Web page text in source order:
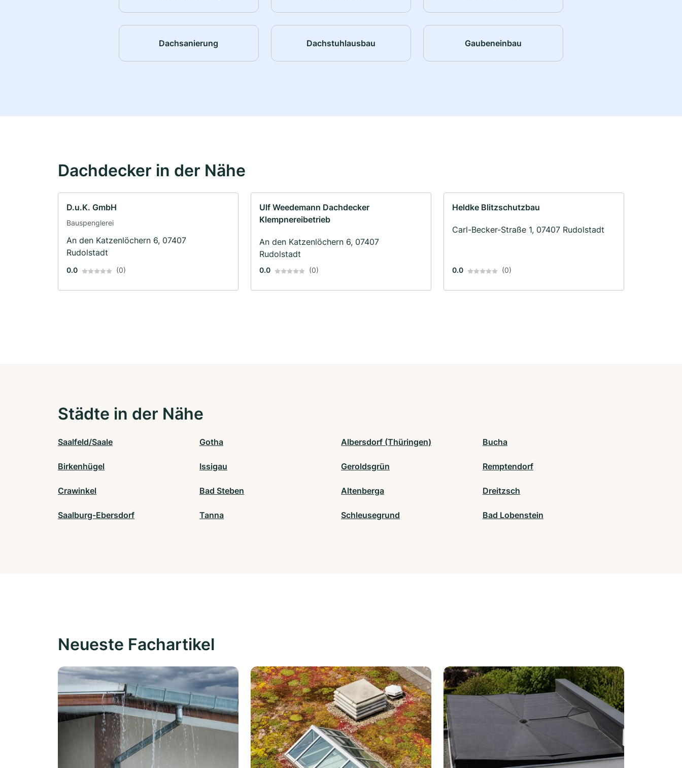
Dachsanierung Dachstuhlausbau Gaubeneinbau
Dachdecker in der Nähe
D.u.K. GmbH
Bauspenglerei
An den Katzenlöchern 6, 07407
Rudolstadt
0.0 (0)
Ulf Weedemann Dachdecker
Klempnereibetrieb
An den Katzenlöchern 6, 07407
Rudolstadt
0.0 (0)
Heldke Blitzschutzbau
Carl-Becker-Straße 1, 07407 Rudolstadt
0.0 (0)
Städte in der Nähe
Saalfeld/Saale Gotha Albersdorf (Thüringen) Bucha
Birkenhügel Issigau Geroldsgrün Remptendorf
Crawinkel Bad Steben Altenberga Dreitzsch
Saalburg-Ebersdorf Tanna Schleusegrund Bad Lobenstein
Neueste Fachartikel